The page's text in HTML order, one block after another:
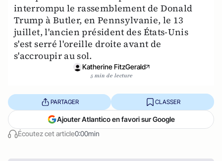
interrompu le rassemblement de Donald
Trump à Butler, en Pennsylvanie, le 13
juillet, l'ancien président des États-Unis
s'est serré l'oreille droite avant de
s'accroupir au sol.
Katherine FitzGerald
5 min de lecture
Écoutez cet article0:00min
PARTAGER CLASSER
Ajouter Atlantico en favori sur Google